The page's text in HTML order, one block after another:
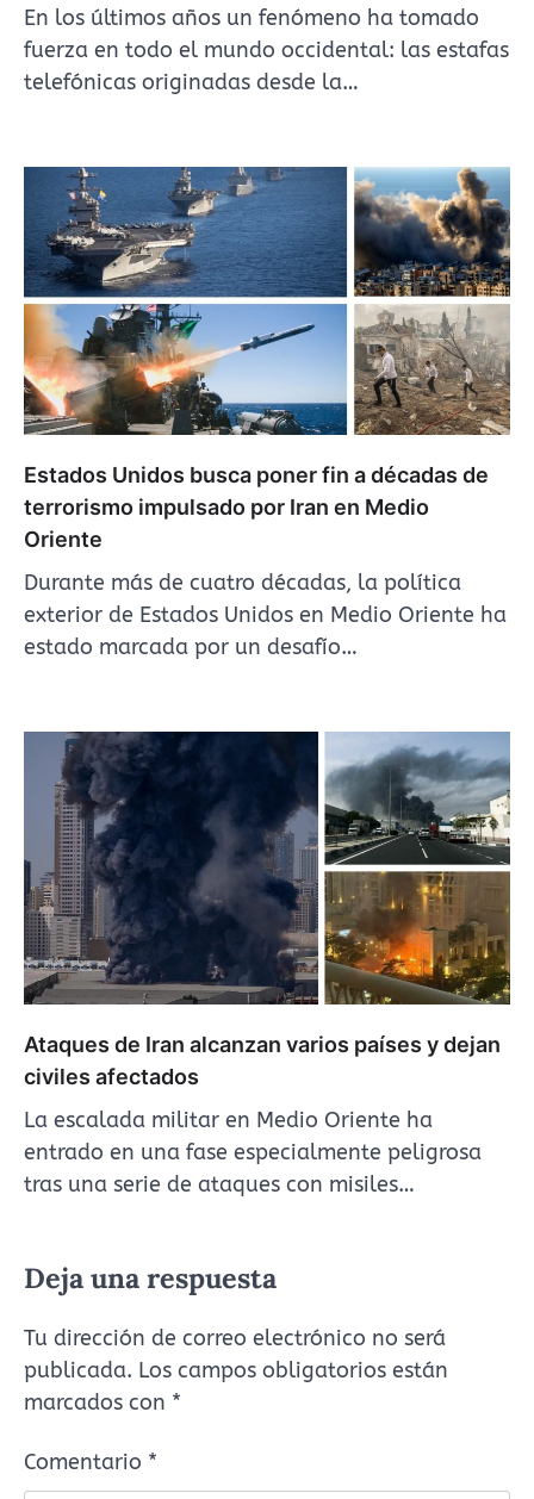
En los últimos años un fenómeno ha tomado
fuerza en todo el mundo occidental: las estafas
telefónicas originadas desde la…
Estados Unidos busca poner fin a décadas de
terrorismo impulsado por Iran en Medio
Oriente
Durante más de cuatro décadas, la política
exterior de Estados Unidos en Medio Oriente ha
estado marcada por un desafío…
Ataques de Iran alcanzan varios países y dejan
civiles afectados
La escalada militar en Medio Oriente ha
entrado en una fase especialmente peligrosa
tras una serie de ataques con misiles…
Deja una respuesta
Tu dirección de correo electrónico no será
publicada. Los campos obligatorios están
marcados con *
Comentario *